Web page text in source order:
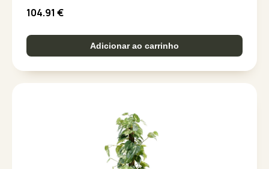
104.91 €
Adicionar ao carrinho